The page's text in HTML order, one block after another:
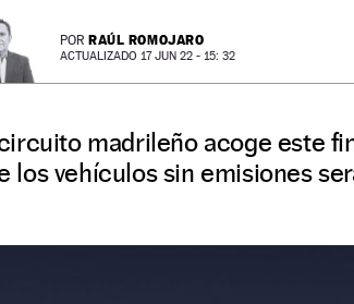
POR RAÚL ROMOJARO
ACTUALIZADO 17 JUN 22 - 15: 32
madrileño acoge este
los vehículos sin emisiones